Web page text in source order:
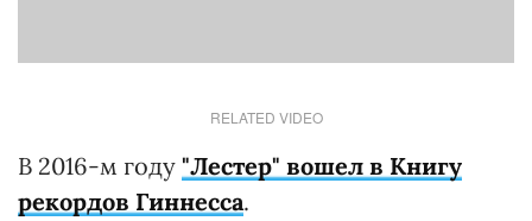
RELATED VIDEO
В 2016-м году "Лестер" вошел в Книгу
рекордов Гиннесса.